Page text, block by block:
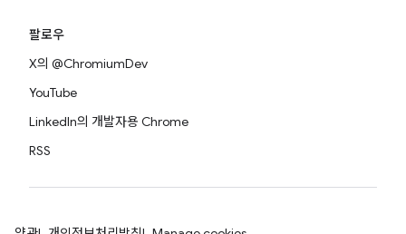
팔로우
X의 @ChromiumDev
YouTube
LinkedIn의 개발자용 Chrome
RSS